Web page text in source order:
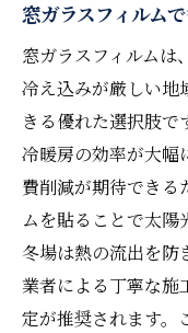
窓ガラス
る方法
鹿児島 フ
防犯フィ
由
快適性と
ム
口コミか
鹿児島窓
窓ガラスフィルム
窓ガラスフィルムは
冷え込みが厳しい地
きる優れた選択肢で
冷暖房の効率が大幅
費削減が期待できる
ムを貼ることで太陽
冬場は熱の流出を防
業者による丁寧な施
定が推奨されます。